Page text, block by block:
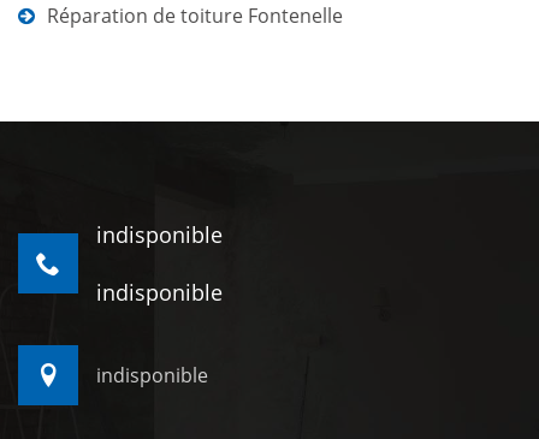
Réparation de toiture Fontenelle
indisponible
indisponible
indisponible